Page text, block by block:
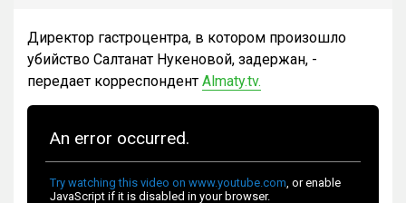
Директор гастроцентра, в котором произошло
убийство Салтанат Нукеновой, задержан, -
передает корреспондент Almaty.tv.